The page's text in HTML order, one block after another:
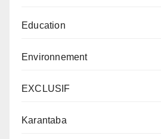
Education
Environnement
EXCLUSIF
Karantaba